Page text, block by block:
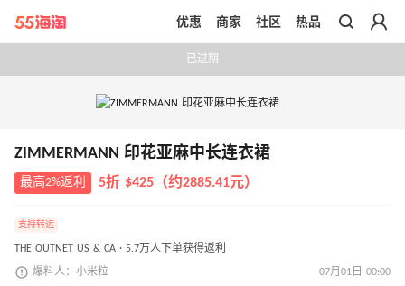
带你去官网买正品
优惠 商家 社区 热品
已过期
ZIMMERMANN 印花亚麻中长连衣裙
最高2%返利 5折 $425（约2885.41元）
支持转运
THE OUTNET US & CA · 5.7万人下单获得返利
爆料人：小米粒 07月01日 00:00